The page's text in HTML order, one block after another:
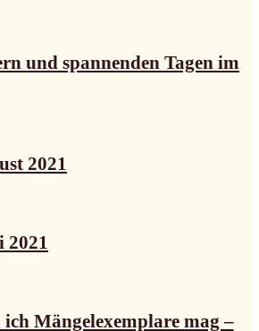
und spannenden Tagen im
2021
Mängelexemplare mag –